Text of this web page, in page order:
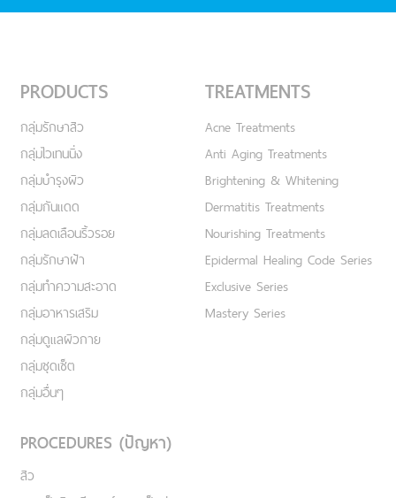
PRODUCTS
กลุ่มรักษาสิว
กลุ่มไวเทนนิ่ง
กลุ่มบำรุงผิว
กลุ่มกันแดด
กลุ่มลดเลือนริ้วรอย
กลุ่มรักษาฝ้า
กลุ่มทำความสะอาด
กลุ่มอาหารเสริม
กลุ่มดูแลผิวกาย
กลุ่มชุดเซ็ต
กลุ่มอื่นๆ
TREATMENTS
Acne Treatments
Anti Aging Treatments
Brightening & Whitening
Dermatitis Treatments
Nourishing Treatments
Epidermal Healing Code Series
Exclusive Series
Mastery Series
PROCEDURES (ปัญหา)
สิว